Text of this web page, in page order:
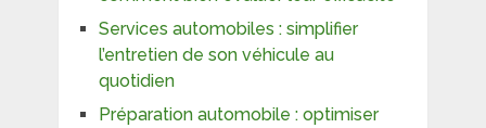
Services automobiles : simplifier
l’entretien de son véhicule au
quotidien
Préparation automobile : optimiser